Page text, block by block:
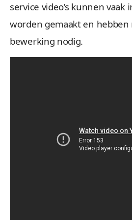
service video’s kunnen vaak
worden gemaakt en
bewerking nodig.